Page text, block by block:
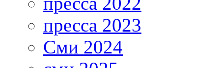
пресса 2023
Сми 2024